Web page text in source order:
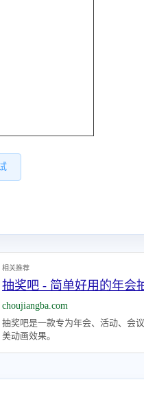
相关推荐
抽奖吧 - 简单好用的年会
choujiangba.com
抽奖吧是一款专为年会、活动、会
美动画效果。